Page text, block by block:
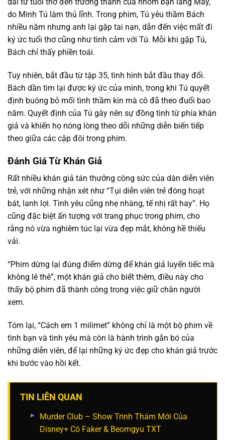
do Minh Tú làm thủ lĩnh. Trong phim, Tú yêu thầm Bách
nhiều năm nhưng anh lại gặp tai nạn, dẫn đến việc mất đi
ký ức tuổi thơ cũng như tình cảm với Tú. Mỗi khi gặp Tú,
Bách chỉ thấy phiền toái.
Tuy nhiên, bắt đầu từ tập 35, tình hình bắt đầu thay đổi.
Bách dần tìm lại được ký ức của mình, trong khi Tú quyết
định buông bỏ mối tình thầm kín mà cô đã theo đuổi bao
năm. Quyết định của Tú gây nên sự đồng tình từ phía khán
giả và khiến họ nóng lòng theo dõi những diễn biến tiếp
theo giữa các cặp đôi trong phim.
Đánh Giá Từ Khán Giả
Rất nhiều khán giả tán thưởng công sức của dàn diễn viên
trẻ, với những nhận xét như “Tụi diễn viên trẻ đóng hoạt
bát, lanh lợi. Tình yêu cũng nhẹ nhàng, tế nhị rất hay”. Họ
cũng đặc biệt ấn tượng với trang phục trong phim, cho
rằng nó vừa nghiêm túc lại vừa đẹp mắt, không hề thiếu
vải.
“Phim dừng lại đúng điểm dừng để khán giả luyến tiếc mà
không lê thê”, một khán giả cho biết thêm, điều này cho
thấy bộ phim đã thành công trong việc giữ chân người
xem.
Tóm lại, “Cách em 1 milimet” không chỉ là một bộ phim về
tình bạn và tình yêu mà còn là hành trình gắn bó của
những diễn viên, để lại những ký ức đẹp cho khán giả trước
khi bước vào hồi kết.
TIN LIÊN QUAN
Murder Club – Show Trinh Thám Mới Của
Disney+ Có Faker & Beomgyu TXT